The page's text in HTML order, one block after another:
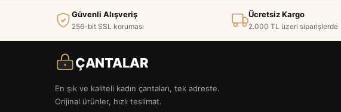
Güvenli Alışveriş
256-bit SSL koruması
Ücretsiz Kargo
2.000 TL üzeri siparişlerde
ÇANTALAR
En şık ve kaliteli kadın çantaları, tek adreste.
Orijinal ürünler, hızlı teslimat.